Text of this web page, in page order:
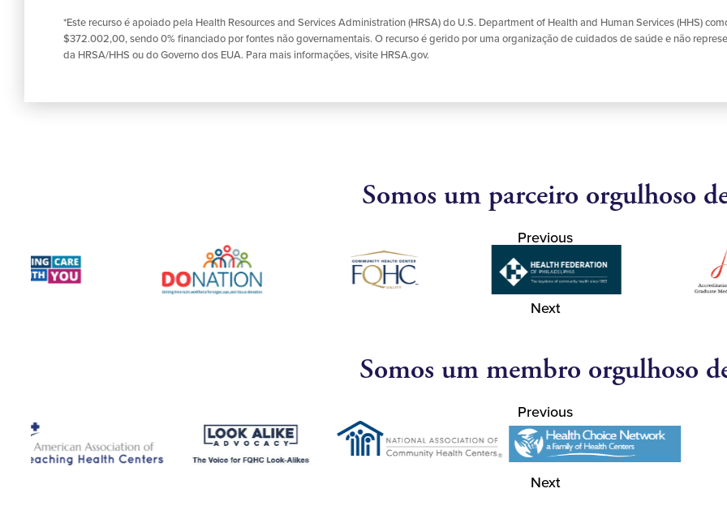
*Este recurso é apoiado pela Health Resources and Services Administration (HRSA) do U.S. Department of Health and Human Services (HHS)
$372.002,00, sendo 0% financiado por fontes não governamentais. O recurso é gerido por uma organização de cuidados de saúde e não
da HRSA/HHS ou do Governo dos EUA. Para mais informações, visite HRSA.gov.
Somos um parceiro orgulhoso
Previous
Next
Somos um membro orgulhoso
Previous
Next